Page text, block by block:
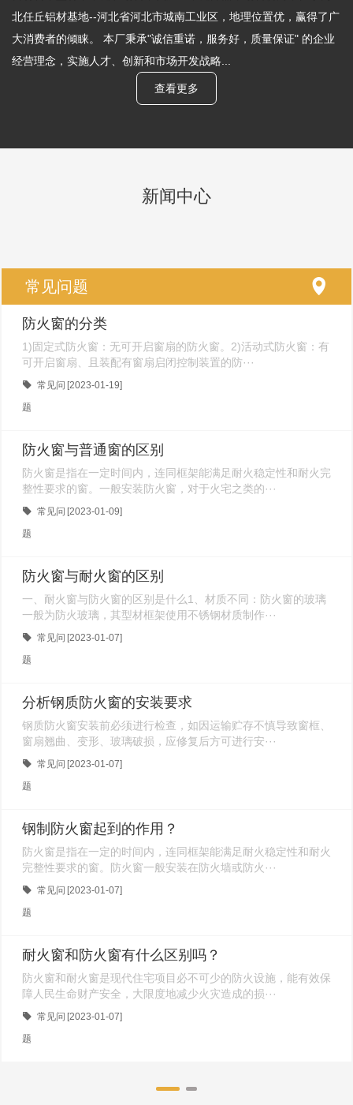
北任丘铝材基地--河北省河北市城南工业区，地理位置优，赢得了广
大消费者的倾睐。 本厂秉承"诚信重诺，服务好，质量保证" 的企业
经营理念，实施人才、创新和市场开发战略...
查看更多
新闻中心
常见问题
防火窗的分类
1)固定式防火窗：无可开启窗扇的防火窗。2)活动式防火窗：有
可开启窗扇、且装配有窗扇启闭控制装置的防···
常见问
题
[2023-01-19]
防火窗与普通窗的区别
防火窗是指在一定时间内，连同框架能满足耐火稳定性和耐火完
整性要求的窗。一般安装防火窗，对于火宅之类的···
常见问
题
[2023-01-09]
防火窗与耐火窗的区别
一、耐火窗与防火窗的区别是什么1、材质不同：防火窗的玻璃
一般为防火玻璃，其型材框架使用不锈钢材质制作···
常见问
题
[2023-01-07]
分析钢质防火窗的安装要求
钢质防火窗安装前必须进行检查，如因运输贮存不慎导致窗框、
窗扇翘曲、变形、玻璃破损，应修复后方可进行安···
常见问
题
[2023-01-07]
钢制防火窗起到的作用？
防火窗是指在一定的时间内，连同框架能满足耐火稳定性和耐火
完整性要求的窗。防火窗一般安装在防火墙或防火···
常见问
题
[2023-01-07]
耐火窗和防火窗有什么区别吗？
防火窗和耐火窗是现代住宅项目必不可少的防火设施，能有效保
障人民生命财产安全，大限度地减少火灾造成的损···
常见问
题
[2023-01-07]